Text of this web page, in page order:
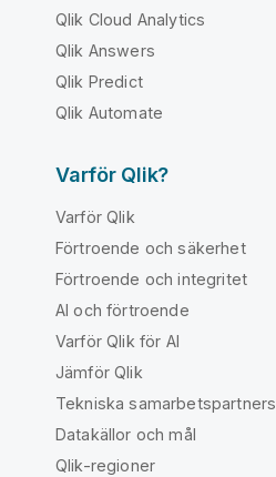
Qlik Cloud Analytics
Qlik Answers
Qlik Predict
Qlik Automate
Varför Qlik?
Varför Qlik
Förtroende och säkerhet
Förtroende och integritet
AI och förtroende
Varför Qlik för AI
Jämför Qlik
Tekniska samarbetspartners
Datakällor och mål
Qlik-regioner